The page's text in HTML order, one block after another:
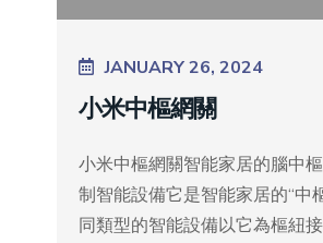
JANUARY 26, 2024
小米中樞網關
小米中樞網關智能家居的腦中
制智能設備它是智能家居的“中
同類型的智能設備以它為樞紐